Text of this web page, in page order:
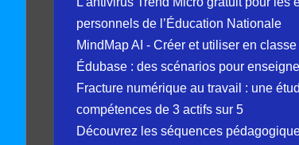
personnels de l’Éducation Nationale
MindMap AI - Créer et utiliser en
Édubase : des scénarios pour
Fracture numérique au travail : une
compétences de 3 actifs sur 5
Découvrez les séquences